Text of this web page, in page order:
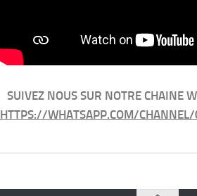
SUIVEZ NOUS SUR NOTRE CHAINE
HTTPS://WHATSAPP.COM/